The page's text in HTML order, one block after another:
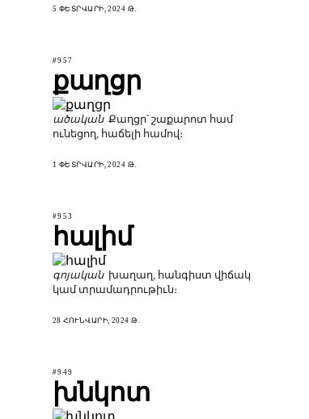
5 ՓԵՏՐՎԱՐԻ, 2024 Թ.
#957
քաղցր
ածական Քաղցր՝ շաքարոտ համ
ունեցող, հաճելի համով։
1 ՓԵՏՐՎԱՐԻ, 2024 Թ.
#953
հալիմ
գոյական խաղաղ, հանգիստ վիճակ
կամ տրամադրութիւն։
28 ՀՈՒՆՎԱՐԻ, 2024 Թ.
#949
խնկոտ